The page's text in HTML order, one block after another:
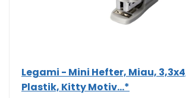
Legami - Mini Hefter, Miau,
Plastik, Kitty Motiv...*